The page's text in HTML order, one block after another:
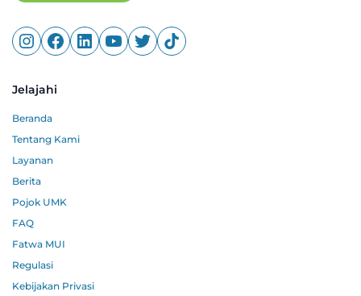
Jelajahi
Beranda
Tentang Kami
Layanan
Berita
Pojok UMK
FAQ
Fatwa MUI
Regulasi
Kebijakan Privasi